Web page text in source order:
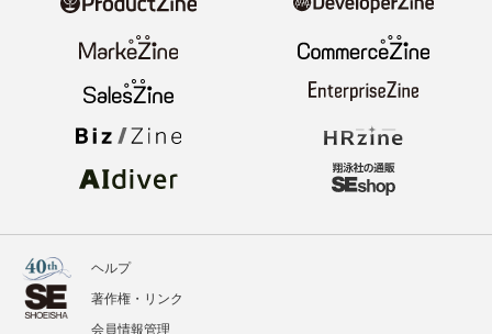
ヘルプ
著作権・リンク
会員情報管理